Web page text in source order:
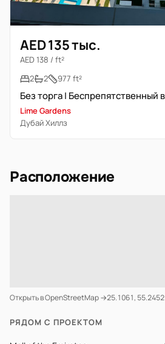
AED 135 тыс.
AED 138 / ft²
2
2 977 ft²
Lime Gardens
Дубай Хиллз
Расположение
Открыть в OpenStreetMap →25.1061, 55.2452
РЯДОМ С ПРОЕКТОМ